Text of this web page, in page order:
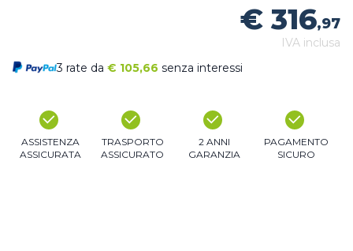
€ 316,97
IVA inclusa
3 rate da € 105,66 senza interessi
ASSISTENZA
ASSICURATA
TRASPORTO
ASSICURATO
2 ANNI
GARANZIA
PAGAMENTO
SICURO